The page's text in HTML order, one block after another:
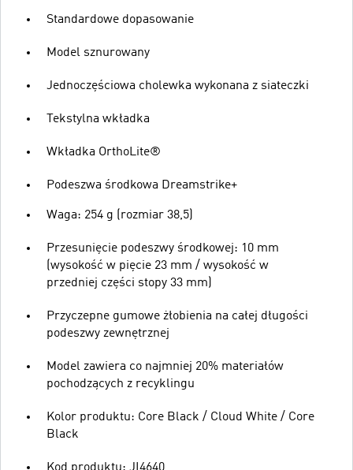
Standardowe dopasowanie
Model sznurowany
Jednoczęściowa cholewka wykonana z siateczki
Tekstylna wkładka
Wkładka OrthoLite®
Podeszwa środkowa Dreamstrike+
Waga: 254 g (rozmiar 38,5)
Przesunięcie podeszwy środkowej: 10 mm
(wysokość w pięcie 23 mm / wysokość w
przedniej części stopy 33 mm)
Przyczepne gumowe żłobienia na całej długości
podeszwy zewnętrznej
Model zawiera co najmniej 20% materiałów
pochodzących z recyklingu
Kolor produktu: Core Black / Cloud White / Core
Black